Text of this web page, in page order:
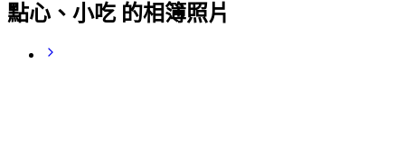
點心、小吃 的相簿照片